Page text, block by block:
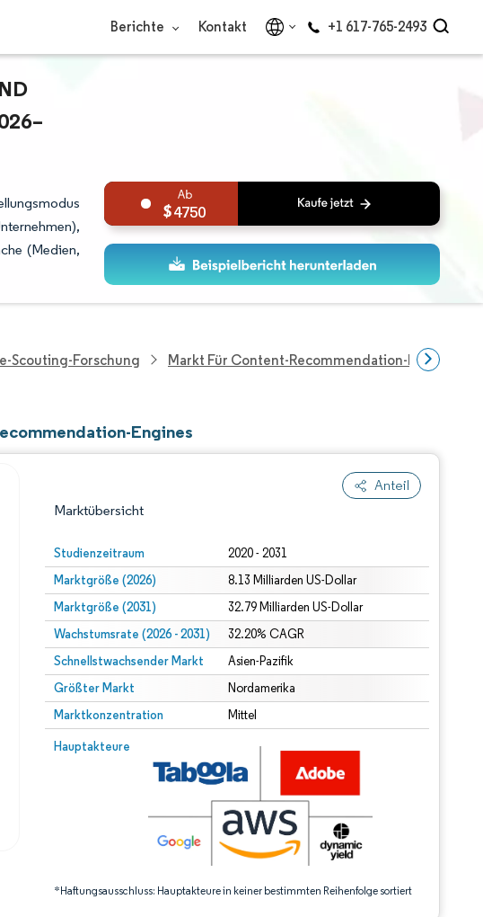
Berichte Kontakt +1 617-765-2493
M
(Medien,
4750
Scouting-Forschung Markt Für Content-Recommendation-Engines
Engines
Anteil
Marktübersicht
Studienzeitraum 2020 - 2031
Marktgröße (2026) 8.13 Milliarden US-Dollar
Marktgröße (2031) 32.79 Milliarden US-Dollar
Wachstumsrate (2026 - 2031) 32.20% CAGR
Schnellstwachsender Markt Asien-Pazifik
Größter Markt Nordamerika
Marktkonzentration Mittel
Hauptakteure
*Haftungsausschluss: Hauptakteure in keiner bestimmten Reihenfolge sortiert
Bild © Mordor Intelligence. Wiederverwendung erfordert Namensnennung gemäß CC BY 4.0.
erfordert Namensnennung gemäß CC BY 4.0.